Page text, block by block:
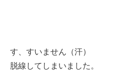
す、すいません（汗）
脱線してしまいました。